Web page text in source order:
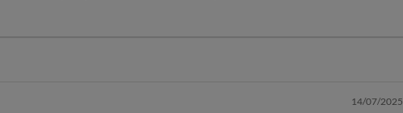
14/07/2025